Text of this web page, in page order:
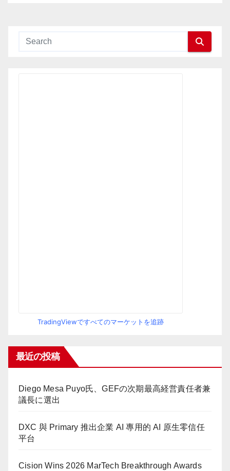
TradingViewですべてのマーケットを追跡
最近の投稿
Diego Mesa Puyo氏、GEFの次期最高経営責任者兼
議長に選出
DXC 與 Primary 推出企業 AI 專用的 AI 原生零信任
平台
Cision Wins 2026 MarTech Breakthrough Awards